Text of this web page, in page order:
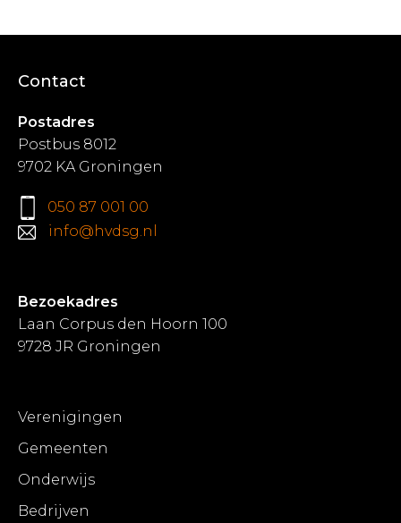
Contact
Postadres
Postbus 8012
9702 KA Groningen
050 87 001 00
info@hvdsg.nl
Bezoekadres
Laan Corpus den Hoorn 100
9728 JR Groningen
Verenigingen
Gemeenten
Onderwijs
Bedrijven